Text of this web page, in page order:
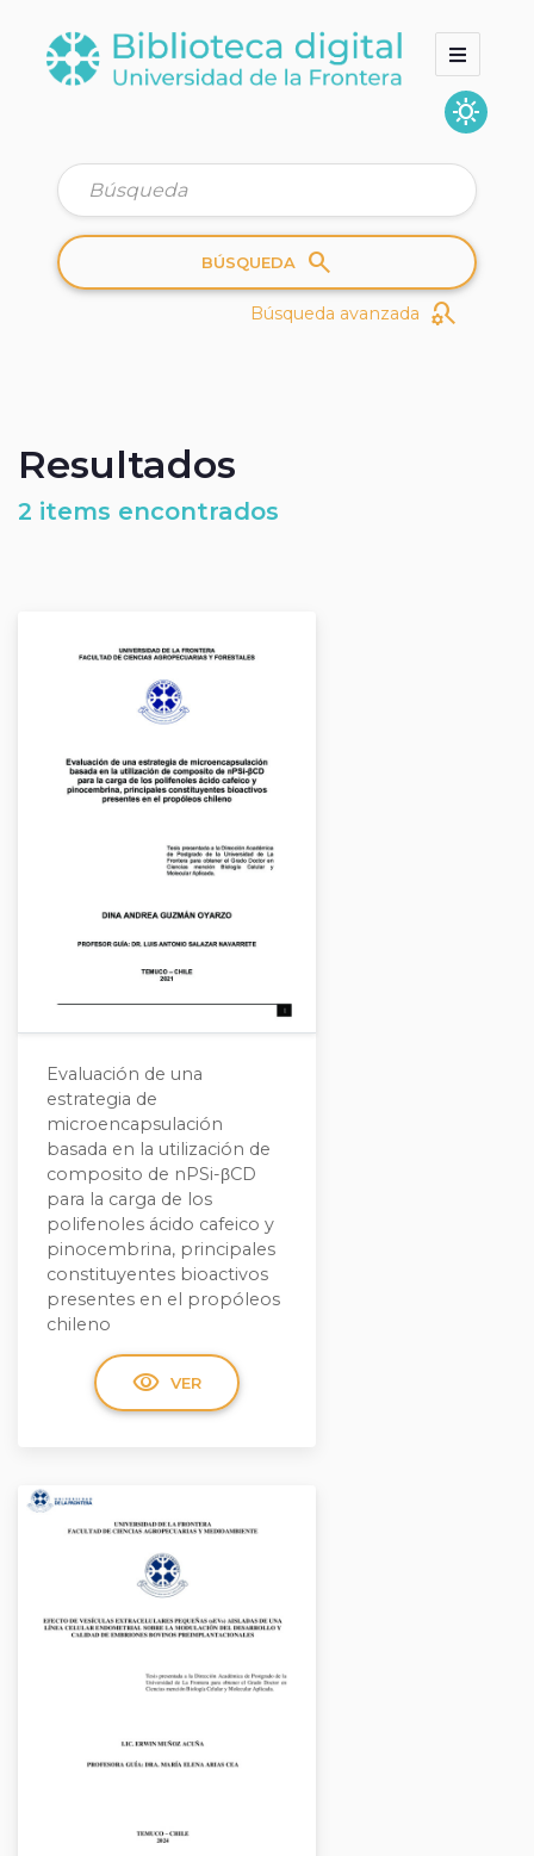
sunny
Colecciones
Quienes somos
BÚSQUEDA search
Búsqueda avanzada search_gear
Resultados
2 items encontrados
Evaluación de una
estrategia de
microencapsulación
basada en la utilización de
composito de nPSi-βCD
para la carga de los
polifenoles ácido cafeico y
pinocembrina, principales
constituyentes bioactivos
presentes en el propóleos
chileno
visibility VER